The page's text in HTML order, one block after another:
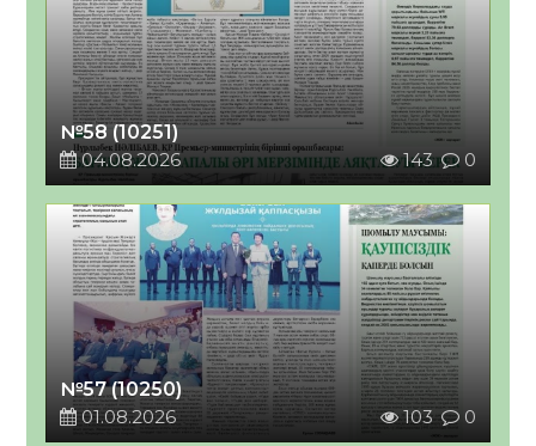
№58 (10251)
04.08.2026
143 0
№57 (10250)
01.08.2026
103 0